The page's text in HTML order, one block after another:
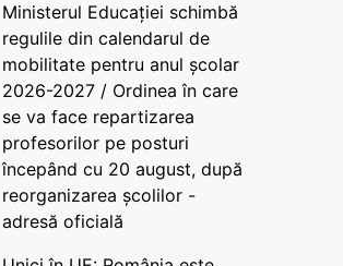
Ministerul Educației schimbă
regulile din calendarul de
mobilitate pentru anul școlar
2026-2027 / Ordinea în care
se va face repartizarea
profesorilor pe posturi
începând cu 20 august, după
reorganizarea școlilor -
adresă oficială